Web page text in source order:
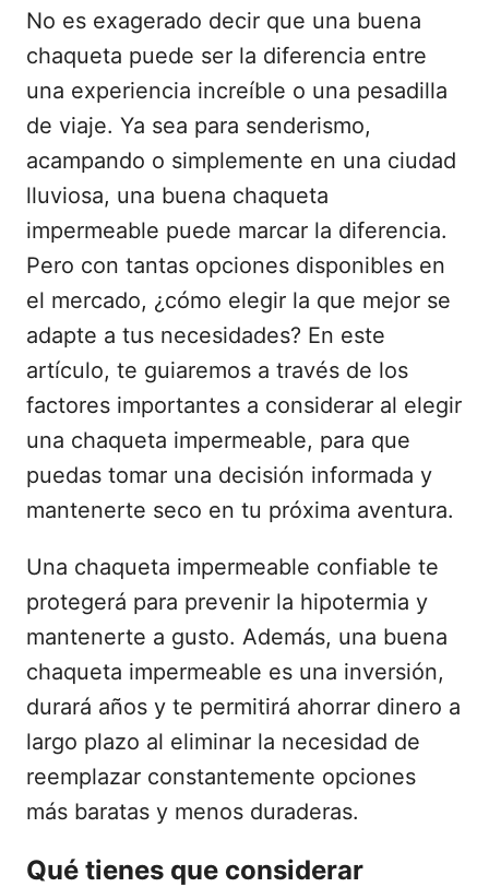
No es exagerado decir que una buena
chaqueta puede ser la diferencia entre
una experiencia increíble o una pesadilla
de viaje. Ya sea para senderismo,
acampando o simplemente en una ciudad
lluviosa, una buena chaqueta
impermeable puede marcar la diferencia.
Pero con tantas opciones disponibles en
el mercado, ¿cómo elegir la que mejor se
adapte a tus necesidades? En este
artículo, te guiaremos a través de los
factores importantes a considerar al elegir
una chaqueta impermeable, para que
puedas tomar una decisión informada y
mantenerte seco en tu próxima aventura.
Una chaqueta impermeable confiable te
protegerá para prevenir la hipotermia y
mantenerte a gusto. Además, una buena
chaqueta impermeable es una inversión,
durará años y te permitirá ahorrar dinero a
largo plazo al eliminar la necesidad de
reemplazar constantemente opciones
más baratas y menos duraderas.
Qué tienes que considerar